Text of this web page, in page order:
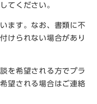
てください。
ます。なお、書類に不
けられない場合があり
を希望される方でプラ
望される場合はご連絡